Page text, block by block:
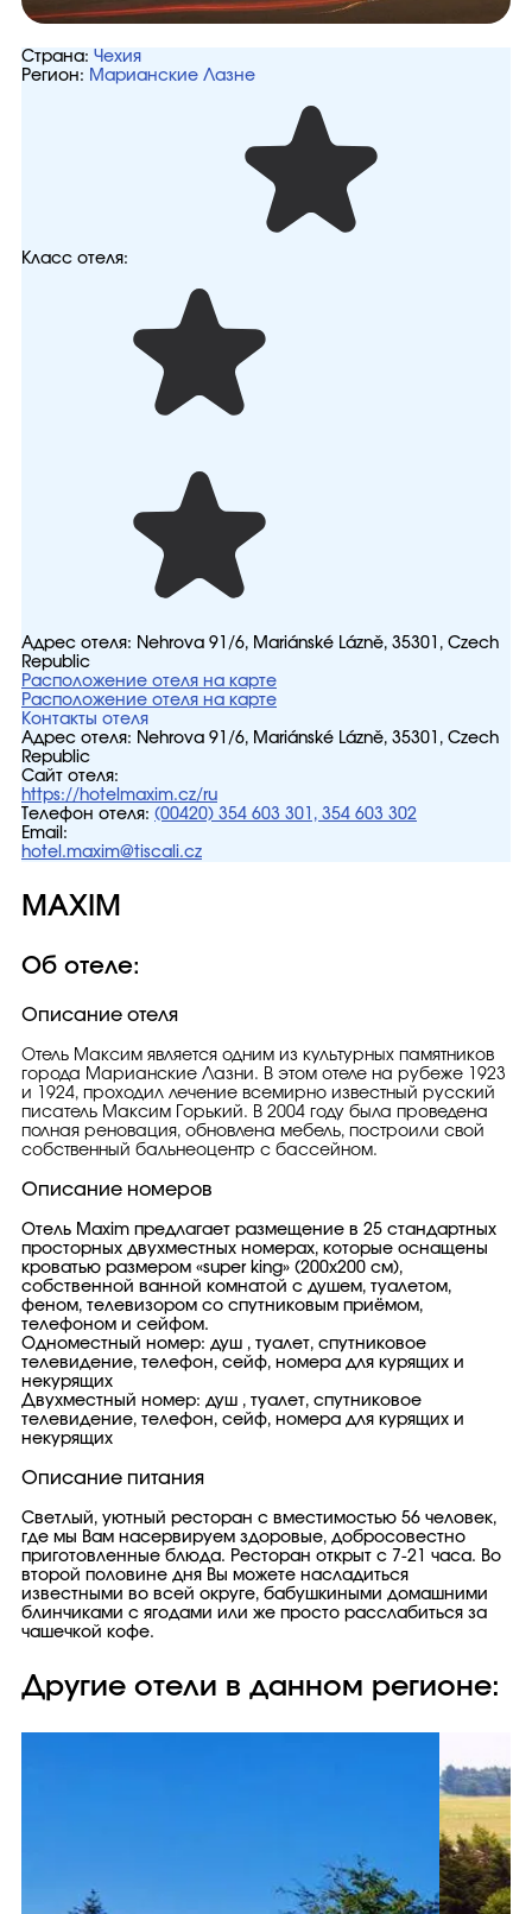
Страна: Чехия
Регион: Марианские Лазне
Класс отеля:
Адрес отеля: Nehrova 91/6, Mariánské Lázně, 35301, Czech
Republic
Расположение отеля на карте
Расположение отеля на карте
Контакты отеля
Адрес отеля: Nehrova 91/6, Mariánské Lázně, 35301, Czech
Republic
Сайт отеля:
https://hotelmaxim.cz/ru
Телефон отеля: (00420) 354 603 301, 354 603 302
Email:
hotel.maxim@tiscali.cz
MAXIM
Об отеле:
Описание отеля
Отель Максим является одним из культурных памятников
города Марианские Лазни. В этом отеле на рубеже 1923
и 1924, проходил лечение всемирно известный русский
писатель Максим Горький. В 2004 году была проведена
полная реновация, обновлена мебель, построили свой
собственный бальнеоцентр с бассейном.
Описание номеров
Отель Maxim предлагает размещение в 25 стандартных
просторных двухместных номерах, которые оснащены
кроватью размером «super king» (200x200 см),
собственной ванной комнатой с душем, туалетом,
феном, телевизором со спутниковым приёмом,
телефоном и сейфом.
Одноместный номер: душ , туалет, спутниковое
телевидение, телефон, сейф, номера для курящих и
некурящих
Двухместный номер: душ , туалет, спутниковое
телевидение, телефон, сейф, номера для курящих и
некурящих
Описание питания
Светлый, уютный ресторан с вместимостью 56 человек,
где мы Вам насервируем здоровые, добросовестно
приготовленные блюда. Ресторан открыт с 7-21 часа. Во
второй половине дня Вы можете насладиться
известными во всей округе, бабушкиными домашними
блинчиками с ягодами или же просто расслабиться за
чашечкой кофе.
Другие отели в данном регионе: